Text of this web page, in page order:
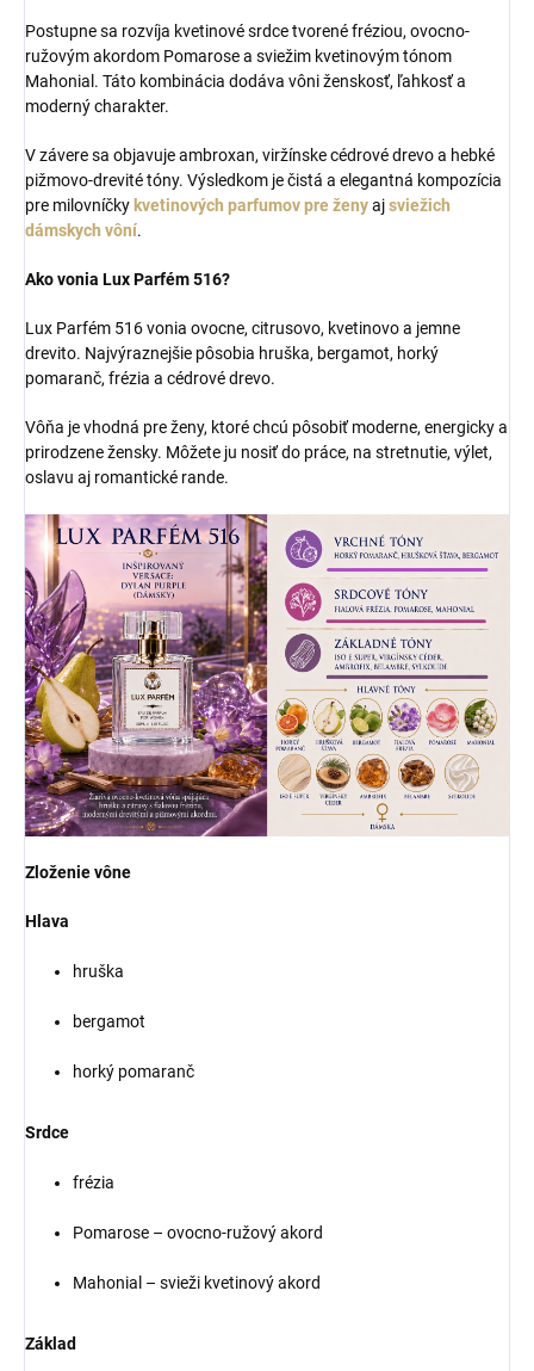
Postupne sa rozvíja kvetinové srdce tvorené fréziou, ovocno-
ružovým akordom Pomarose a sviežim kvetinovým tónom
Mahonial. Táto kombinácia dodáva vôni ženskosť, ľahkosť a
moderný charakter.
V závere sa objavuje ambroxan, viržínske cédrové drevo a hebké
pižmovo-drevité tóny. Výsledkom je čistá a elegantná kompozícia
pre milovníčky kvetinových parfumov pre ženyajsviežich
dámskych vôní.
Ako vonia Lux Parfém 516?
Lux Parfém 516 vonia ovocne, citrusovo, kvetinovo a jemne
drevito. Najvýraznejšie pôsobia hruška, bergamot, horký
pomaranč, frézia a cédrové drevo.
Vôňa je vhodná pre ženy, ktoré chcú pôsobiť moderne, energicky a
prirodzene žensky. Môžete ju nosiť do práce, na stretnutie, výlet,
oslavu aj romantické rande.
Zloženie vône
Hlava
hruška
bergamot
horký pomaranč
Srdce
frézia
Pomarose – ovocno-ružový akord
Mahonial – svieži kvetinový akord
Základ